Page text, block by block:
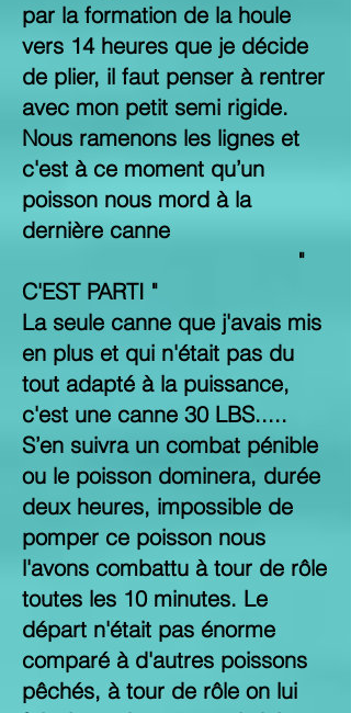
par la formation de la houle
vers 14 heures que je décide
de plier, il faut penser à rentrer
avec mon petit semi rigide.
Nous ramenons les lignes et
c'est à ce moment qu’un
poisson nous mord à la
dernière canne
"
C'EST PARTI "
La seule canne que j'avais mis
en plus et qui n'était pas du
tout adapté à la puissance,
c'est une canne 30 LBS.....
S’en suivra un combat pénible
ou le poisson dominera, durée
deux heures, impossible de
pomper ce poisson nous
l'avons combattu à tour de rôle
toutes les 10 minutes. Le
départ n'était pas énorme
comparé à d'autres poissons
pêchés, à tour de rôle on lui